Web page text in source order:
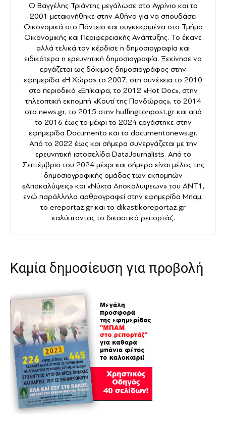
Ο Βαγγέλης Τριάντης μεγάλωσε στο Αγρίνιο και το
2001 μετακινήθηκε στην Αθήνα για να σπουδάσει
Οικονομικά στο Πάντειο και συγκεκριμένα στο Τμήμα
Οικονομικής και Περιφερειακής Ανάπτυξης. Το έκανε
αλλά τελικά τον κέρδισε η δημοσιογραφία και
ειδικότερα η ερευνητική δημοσιογραφία. Ξεκίνησε να
εργάζεται ως δόκιμος δημοσιογράφος στην
εφημερίδα «Η Χώρα» το 2007, στη συνέχεια το 2010
στο περιοδικό «Επίκαιρα, το 2012 «Hot Doc», στην
τηλεοπτική εκπομπή «Κουτί της Πανδώρας», το 2014
στο news.gr, το 2015 στην huffingtonpost.gr και από
το 2016 έως το μέχρι το 2024 εργάστηκε στην
εφημερίδα Documento και το documentonews.gr.
Από το 2022 έως και σήμερα συνεργάζεται με την
ερευνητική ιστοσελίδα DataJournalists. Από το
Σεπτέμβριο του 2024 μέχρι και σήμερα είναι μέλος της
δημοσιογραφικής ομάδας των εκπομπών
«Αποκαλύψεις» και «Νύχτα Αποκαλυψεων» του ANT1,
ενώ παράλληλα αρθρογραφεί στην εφημερίδα Μπαμ,
το ereportaz.gr και το dikastikoreportaz.gr
καλύπτοντας το δικαστικό ρεπορτάζ.
Καμία δημοσίευση για προβολή